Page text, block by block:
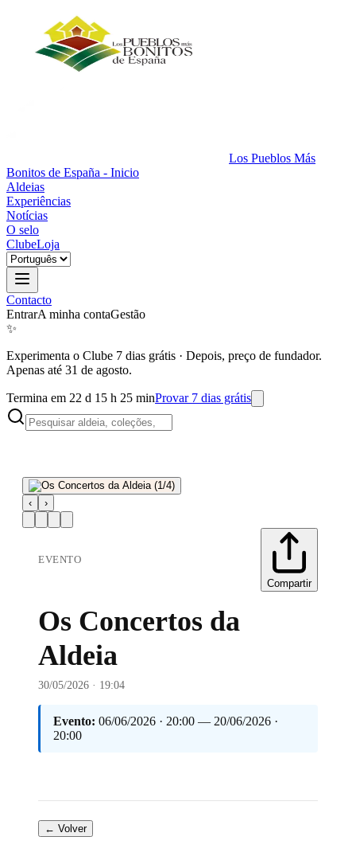
Los Pueblos Más
Bonitos de España - Inicio
Aldeias
Experiências
Notícias
O selo
ClubeLoja
Contacto
EntrarA minha contaGestão
✨
Experimenta o Clube 7 dias grátis · Depois, preço de fundador.
Apenas até 31 de agosto.
Termina em 22 d 15 h 25 minProvar 7 dias grátis
‹ ›
EVENTO
Compartir
Os Concertos da
Aldeia
30/05/2026 · 19:04
Evento: 06/06/2026 · 20:00 — 20/06/2026 ·
20:00
← Volver